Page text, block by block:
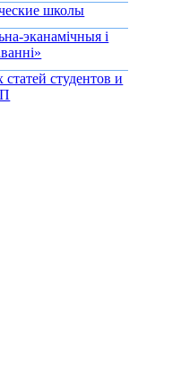
школы
эканамiчныя i
студентов и